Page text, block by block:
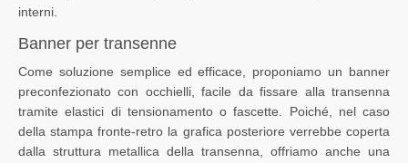
interni.
Banner per transenne
Come soluzione semplice ed efficace, proponiamo un banner
preconfezionato con occhielli, facile da fissare alla transenna
tramite elastici di tensionamento o fascette. Poiché, nel caso
della stampa fronte-retro la grafica posteriore verrebbe coperta
dalla struttura metallica della transenna, offriamo anche una